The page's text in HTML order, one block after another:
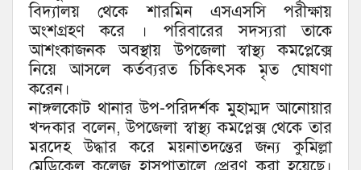
বিদ্যালয় থেকে শারমিন এসএসসি পরীক্ষায়
অংশগ্রহণ করে । পরিবারের সদস্যরা তাকে
আশংকাজনক অবস্থায় উপজেলা স্বাস্থ্য কমপ্লেক্সে
নিয়ে আসলে কর্তব্যরত চিকিৎসক মৃত ঘোষণা
করেন।
নাঙ্গলকোট থানার উপ-পরিদর্শক মুহাম্মদ আনোয়ার
খন্দকার বলেন, উপজেলা স্বাস্থ্য কমপ্লেক্স থেকে তার
মরদেহ উদ্ধার করে ময়নাতদন্তের জন্য কুমিল্লা